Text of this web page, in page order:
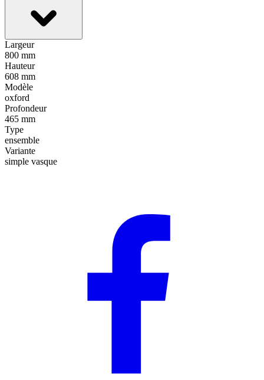
Largeur
800 mm
Hauteur
608 mm
Modèle
oxford
Profondeur
465 mm
Type
ensemble
Variante
simple vasque